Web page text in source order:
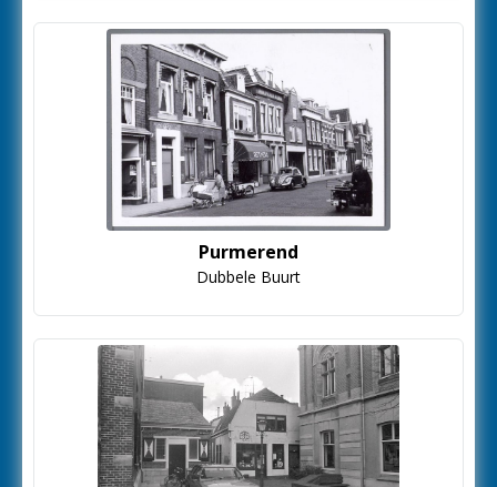
Purmerend
Dubbele Buurt